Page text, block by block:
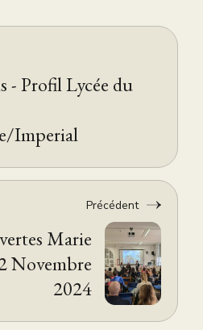
Profil Lycée du
Imperial
Précédent
Marie
Novembre
2024